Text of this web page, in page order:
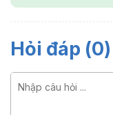
Hỏi đáp (0)